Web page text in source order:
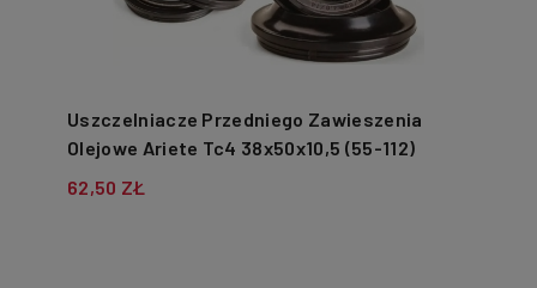
Uszczelniacze Przedniego Zawieszenia
Olejowe Ariete Tc4 38x50x10,5 (55-112)
62,50 ZŁ